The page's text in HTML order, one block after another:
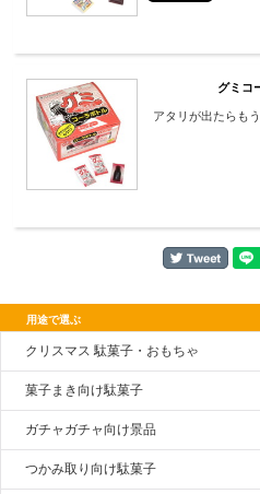
グミコ
アタリが出たらも
用途で選ぶ
クリスマス 駄菓子・おもちゃ
菓子まき向け駄菓子
ガチャガチャ向け景品
つかみ取り向け駄菓子